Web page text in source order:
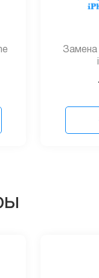
Замена